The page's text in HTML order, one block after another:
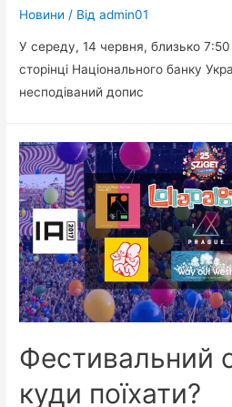
Новини / Відadmin01
У середу, 14 червня, близько 7:50
сторінці Національного банку
несподіваний допис
Фестивальний
куди поїхати?